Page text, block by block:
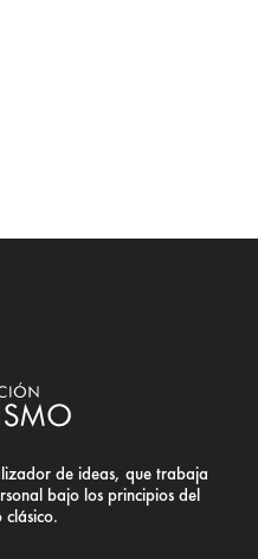
de ideas, que trabaja
bajo los principios del
clásico.